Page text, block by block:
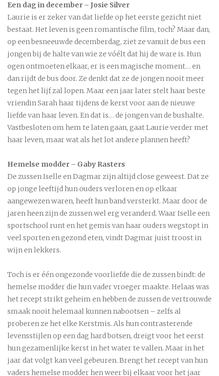
Een dag in december – Josie Silver
Laurie is er zeker van dat liefde op het eerste gezicht niet
bestaat. Het leven is geen romantische film, toch? Maar dan,
op een besneeuwde decemberdag, ziet ze vanuit de bus een
jongen bij de halte van wie ze vóélt dat hij de ware is. Hun
ogen ontmoeten elkaar, er is een magische moment… en
dan rijdt de bus door. Ze denkt dat ze de jongen nooit meer
tegen het lijf zal lopen. Maar een jaar later stelt haar beste
vriendin Sarah haar tijdens de kerst voor aan de nieuwe
liefde van haar leven. En dat is… de jongen van de bushalte.
Vastbesloten om hem te laten gaan, gaat Laurie verder met
haar leven, maar wat als het lot andere plannen heeft?
Hemelse modder – Gaby Rasters
De zussen Iselle en Dagmar zijn altijd close geweest. Dat ze
op jonge leeftijd hun ouders verloren en op elkaar
aangewezen waren, heeft hun band versterkt. Maar door de
jaren heen zijn de zussen wel erg veranderd. Waar Iselle een
sportschool runt en het gemis van haar ouders wegstopt in
veel sporten en gezond eten, vindt Dagmar juist troost in
wijn en lekkers.
Toch is er één ongezonde voorliefde die de zussen bindt: de
hemelse modder die hun vader vroeger maakte. Helaas was
het recept strikt geheim en hebben de zussen de vertrouwde
smaak nooit helemaal kunnen nabootsen – zelfs al
proberen ze het elke Kerstmis. Als hun contrasterende
levensstijlen op een dag hard botsen, dreigt voor het eerst
hun gezamenlijke kerst in het water te vallen. Maar in het
jaar dat volgt kan veel gebeuren. Brengt het recept van hun
vaders hemelse modder hen weer bij elkaar voor het jaar